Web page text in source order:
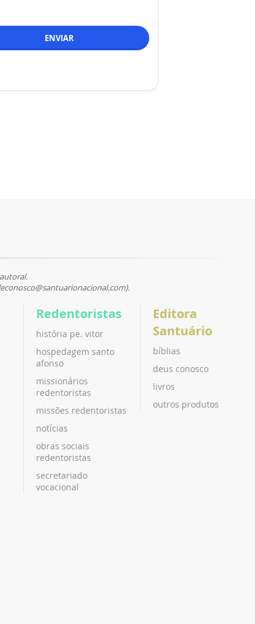
ENVIAR
Redentoristas
história pe. vitor
hospedagem santo
afonso
missionários
redentoristas
missões redentoristas
notícias
obras sociais
redentoristas
secretariado
vocacional
Editora
Santuário
bíblias
deus conosco
livros
outros produtos